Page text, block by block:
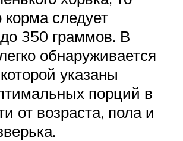
корма следует
350 граммов. В
обнаруживается
указаны
порций в
от возраста, пола и